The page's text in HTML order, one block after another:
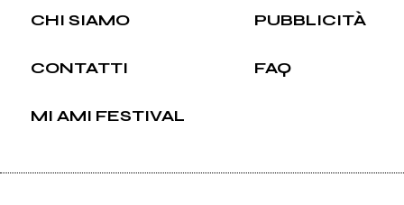
CHI SIAMO PUBBLICITÀ
CONTATTI FAQ
MI AMI FESTIVAL